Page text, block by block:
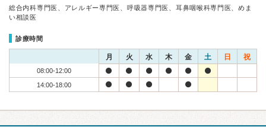
総合内科専門医、アレルギー専門医、呼吸器専門医、耳鼻咽喉科専門医、めま
い相談医
診療時間
月 火 水 木 金 土 日 祝
08:00-12:00
14:00-18:00